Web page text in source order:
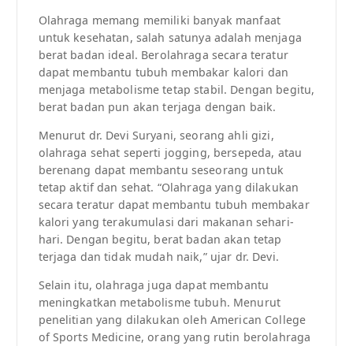
Olahraga memang memiliki banyak manfaat
untuk kesehatan, salah satunya adalah menjaga
berat badan ideal. Berolahraga secara teratur
dapat membantu tubuh membakar kalori dan
menjaga metabolisme tetap stabil. Dengan begitu,
berat badan pun akan terjaga dengan baik.
Menurut dr. Devi Suryani, seorang ahli gizi,
olahraga sehat seperti jogging, bersepeda, atau
berenang dapat membantu seseorang untuk
tetap aktif dan sehat. “Olahraga yang dilakukan
secara teratur dapat membantu tubuh membakar
kalori yang terakumulasi dari makanan sehari-
hari. Dengan begitu, berat badan akan tetap
terjaga dan tidak mudah naik,” ujar dr. Devi.
Selain itu, olahraga juga dapat membantu
meningkatkan metabolisme tubuh. Menurut
penelitian yang dilakukan oleh American College
of Sports Medicine, orang yang rutin berolahraga